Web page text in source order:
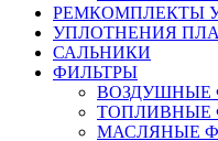
РЕМКОМПЛЕКТЫ
УПЛОТНЕНИЯ
САЛЬНИКИ
ФИЛЬТРЫ
ВОЗДУШНЫЕ
ТОПЛИВНЫЕ
МАСЛЯНЫЕ